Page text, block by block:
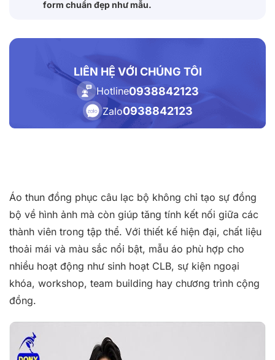
form chuẩn đẹp như mẫu.
LIÊN HỆ VỚI CHÚNG TÔI
Hotline0938842123
Zalo0938842123
Áo thun đồng phục câu lạc bộ không chỉ tạo sự đồng
bộ về hình ảnh mà còn giúp tăng tính kết nối giữa các
thành viên trong tập thể. Với thiết kế hiện đại, chất liệu
thoải mái và màu sắc nổi bật, mẫu áo phù hợp cho
nhiều hoạt động như sinh hoạt CLB, sự kiện ngoại
khóa, workshop, team building hay chương trình cộng
đồng.